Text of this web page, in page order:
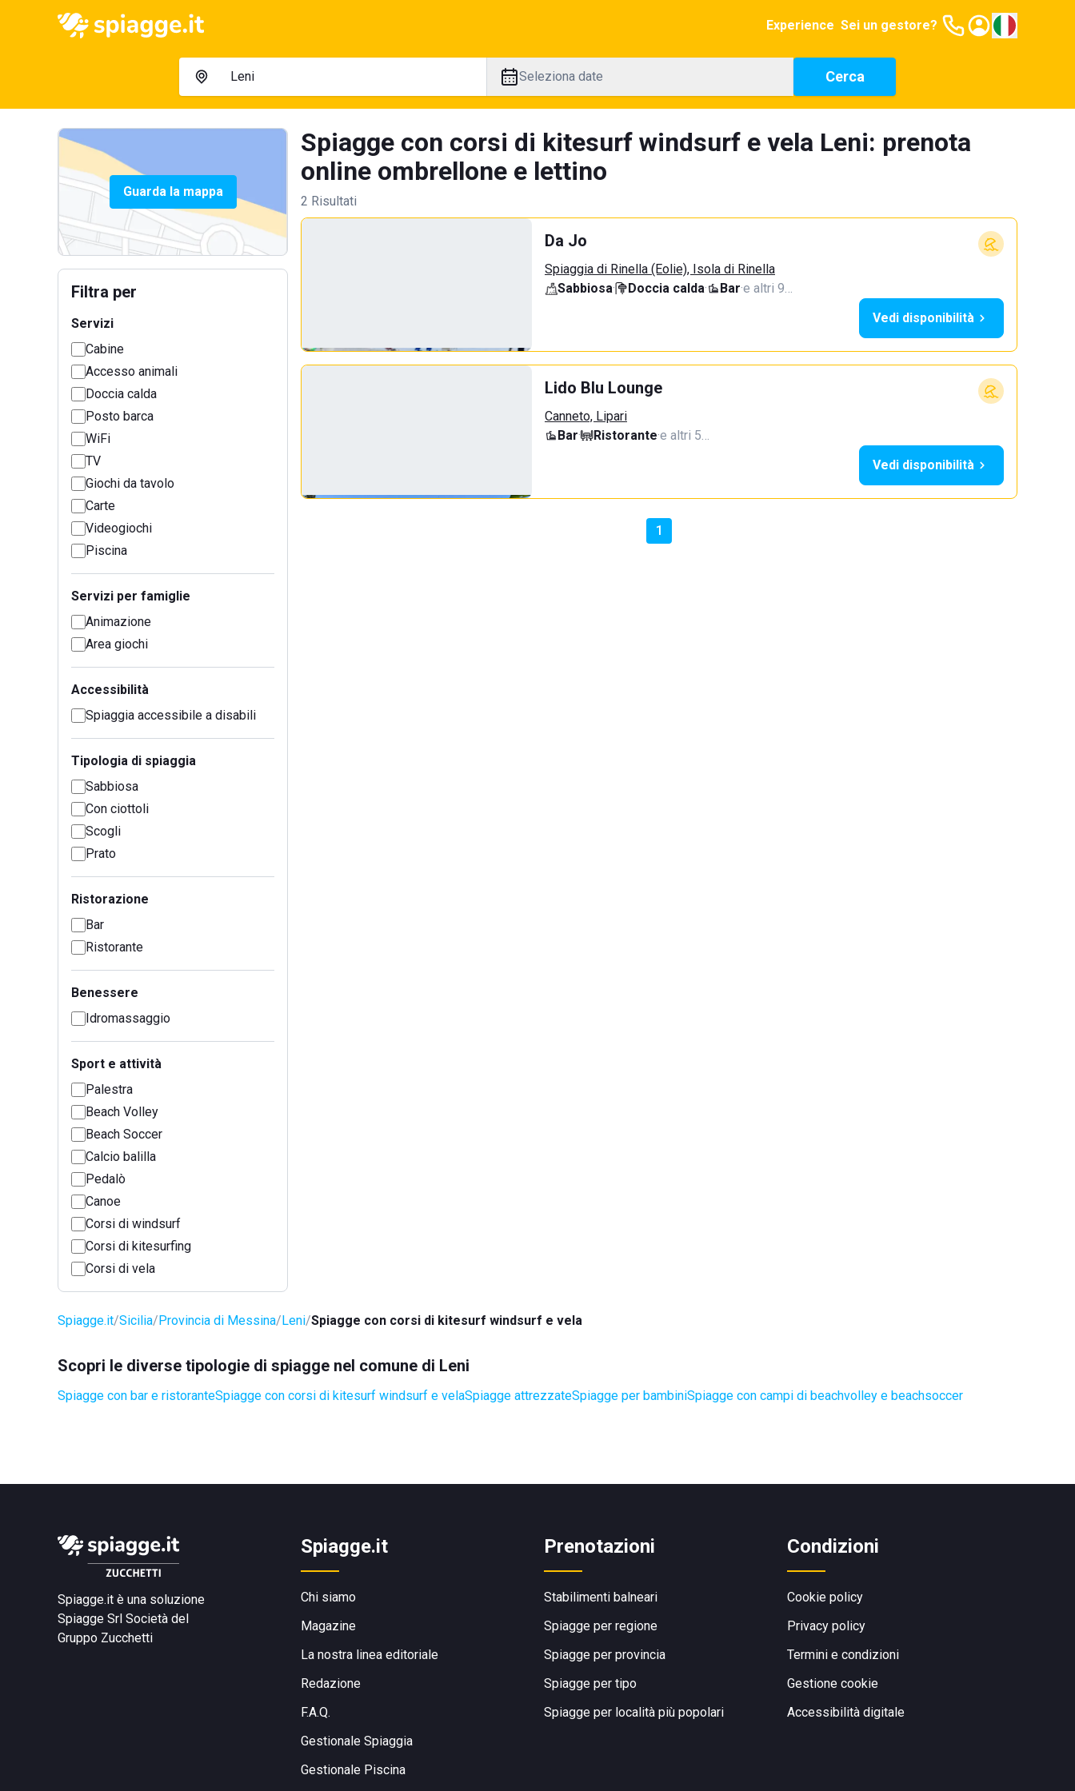
Experience Sei un gestore?
Seleziona date Cerca
Guarda la mappa
Filtra per
Servizi
Cabine
Accesso animali
Doccia calda
Posto barca
WiFi
TV
Giochi da tavolo
Carte
Videogiochi
Piscina
Servizi per famiglie
Animazione
Area giochi
Accessibilità
Spiaggia accessibile a disabili
Tipologia di spiaggia
Sabbiosa
Con ciottoli
Scogli
Prato
Ristorazione
Bar
Ristorante
Benessere
Idromassaggio
Sport e attività
Palestra
Beach Volley
Beach Soccer
Calcio balilla
Pedalò
Canoe
Corsi di windsurf
Corsi di kitesurfing
Corsi di vela
Spiagge con corsi di kitesurf windsurf e vela Leni: prenota
online ombrellone e lettino
2 Risultati
Da Jo
Spiaggia di Rinella (Eolie), Isola di Rinella
Sabbiosa· Doccia calda· Bar·e altri 9…
Vedi disponibilità
Lido Blu Lounge
Canneto, Lipari
Bar· Ristorante·e altri 5…
Vedi disponibilità
1
Spiagge.it Sicilia Provincia di Messina Leni Spiagge con corsi di kitesurf windsurf e vela
Scopri le diverse tipologie di spiagge nel comune di Leni
Spiagge con bar e ristoranteSpiagge con corsi di kitesurf windsurf e velaSpiagge attrezzateSpiagge per bambiniSpiagge con campi di beachvolley e beachsoccer
Spiagge.it è una soluzione
Spiagge Srl Società del
Gruppo Zucchetti
Spiagge.it
Chi siamo
Magazine
La nostra linea editoriale
Redazione
F.A.Q.
Gestionale Spiaggia
Gestionale Piscina
Prenotazioni
Stabilimenti balneari
Spiagge per regione
Spiagge per provincia
Spiagge per tipo
Spiagge per località più popolari
Condizioni
Cookie policy
Privacy policy
Termini e condizioni
Gestione cookie
Accessibilità digitale